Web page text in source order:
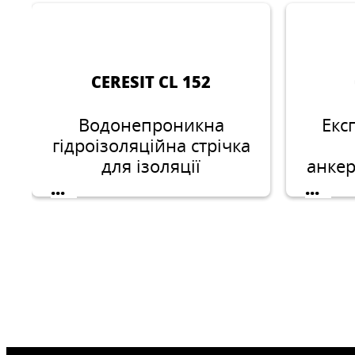
CERESIT CL 152
Водонепроникна
гідроізоляційна стрічка
для ізоляції
деформаційних швів,
... ...